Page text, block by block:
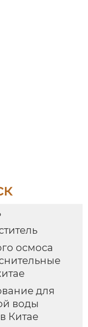
осмоса
для
воды
Китае